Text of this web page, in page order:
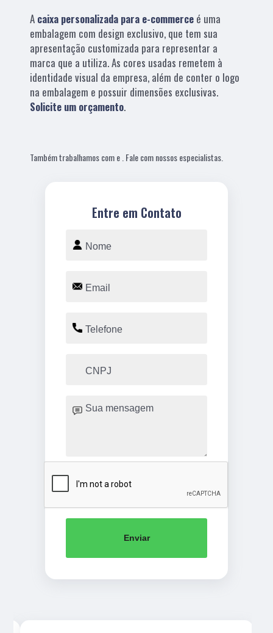
A caixa personalizada para e-commerce é uma
embalagem com design exclusivo, que tem sua
apresentação customizada para representar a
marca que a utiliza. As cores usadas remetem à
identidade visual da empresa, além de conter o logo
na embalagem e possuir dimensões exclusivas.
Solicite um orçamento.
Também trabalhamos com e . Fale com nossos especialistas.
Entre em Contato
Enviar